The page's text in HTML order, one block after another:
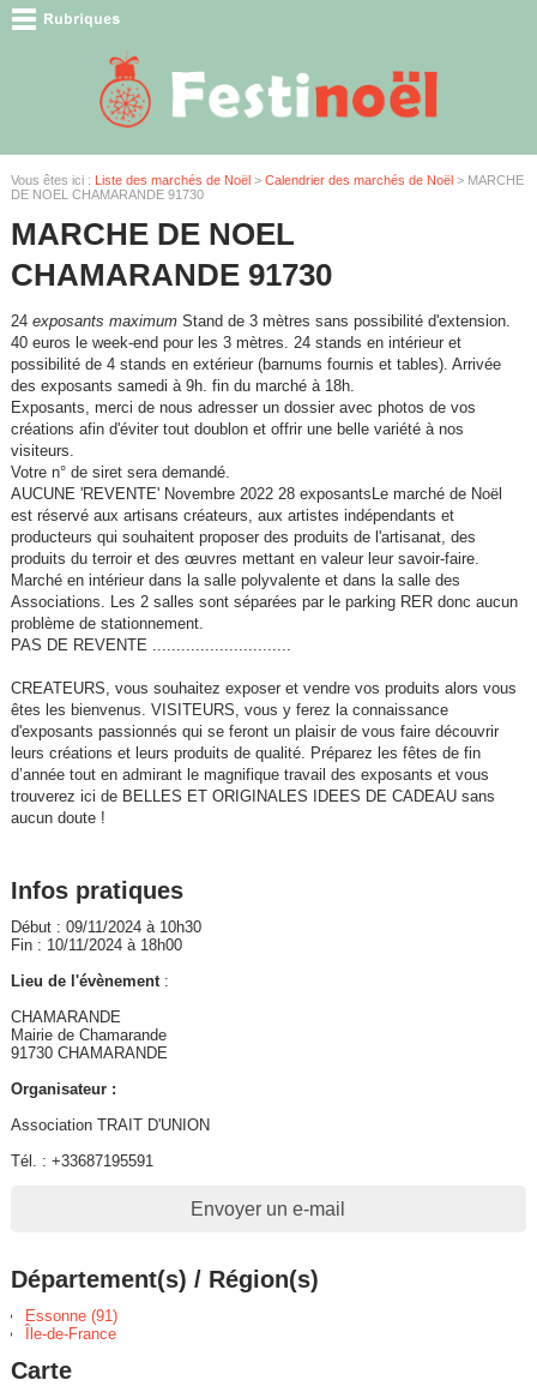
Vous êtes ici : Liste des marchés de Noël> Calendrier des marchés de Noël> MARCHE
DE NOEL CHAMARANDE 91730
MARCHE DE NOEL
CHAMARANDE 91730
24 exposants maximum Stand de 3 mètres sans possibilité d'extension.
40 euros le week-end pour les 3 mètres. 24 stands en intérieur et
possibilité de 4 stands en extérieur (barnums fournis et tables). Arrivée
des exposants samedi à 9h. fin du marché à 18h.
Exposants, merci de nous adresser un dossier avec photos de vos
créations afin d'éviter tout doublon et offrir une belle variété à nos
visiteurs.
Votre n° de siret sera demandé.
AUCUNE 'REVENTE' Novembre 2022 28 exposantsLe marché de Noël
est réservé aux artisans créateurs, aux artistes indépendants et
producteurs qui souhaitent proposer des produits de l'artisanat, des
produits du terroir et des œuvres mettant en valeur leur savoir-faire.
Marché en intérieur dans la salle polyvalente et dans la salle des
Associations. Les 2 salles sont séparées par le parking RER donc aucun
problème de stationnement.
PAS DE REVENTE .............................
CREATEURS, vous souhaitez exposer et vendre vos produits alors vous
êtes les bienvenus. VISITEURS, vous y ferez la connaissance
d'exposants passionnés qui se feront un plaisir de vous faire découvrir
leurs créations et leurs produits de qualité. Préparez les fêtes de fin
d’année tout en admirant le magnifique travail des exposants et vous
trouverez ici de BELLES ET ORIGINALES IDEES DE CADEAU sans
aucun doute !
Infos pratiques
Début : 09/11/2024 à 10h30
Fin : 10/11/2024 à 18h00
Lieu de l'évènement:
CHAMARANDE
Mairie de Chamarande
91730 CHAMARANDE
Organisateur :
Association TRAIT D'UNION
Tél. : +33687195591
Envoyer un e-mail
Département(s) / Région(s)
Essonne (91)
Île-de-France
Carte